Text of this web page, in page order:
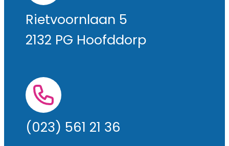
Rietvoornlaan 5
2132 PG Hoofddorp
(023) 561 21 36